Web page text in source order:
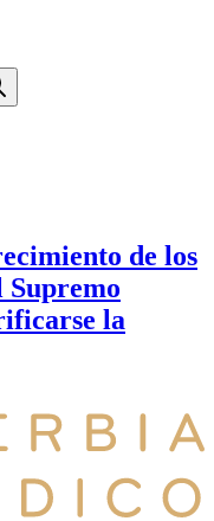
de los
la